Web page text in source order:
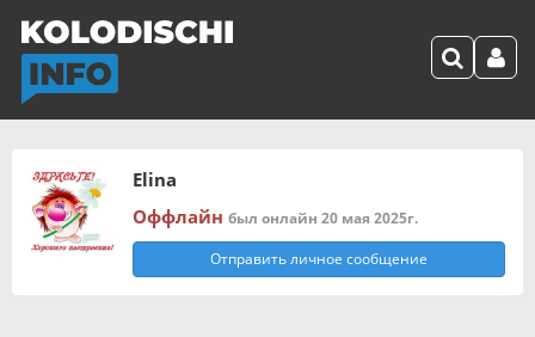
Elina
Оффлайн был онлайн 20 мая 2025г.
Отправить личное сообщение